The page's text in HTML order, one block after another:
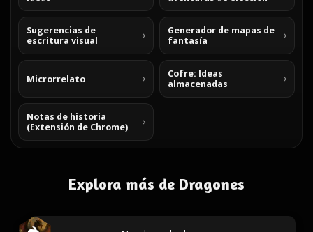
Sugerencias de
escritura visual
Generador de mapas de
fantasía
Microrrelato
Cofre: Ideas
almacenadas
Notas de historia
(Extensión de Chrome)
Explora más de Dragones